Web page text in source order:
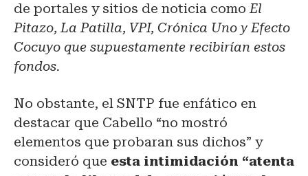
de portales y sitios de noticia comoEl
Pitazo, La Patilla, VPI, Crónica Uno y Efecto
Cocuyo que supuestamente recibirían estos
fondos.
No obstante, el SNTP fue enfático en
destacar que Cabello “no mostró
elementos que probaran sus dichos” y
consideró que esta intimidación “atenta